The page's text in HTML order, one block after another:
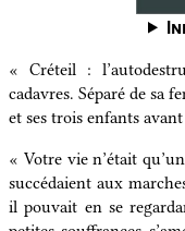
Créteil :
cadavres. Séparé de sa
et ses trois enfants
« Votre vie n’était
succédaient aux
il pouvait en se